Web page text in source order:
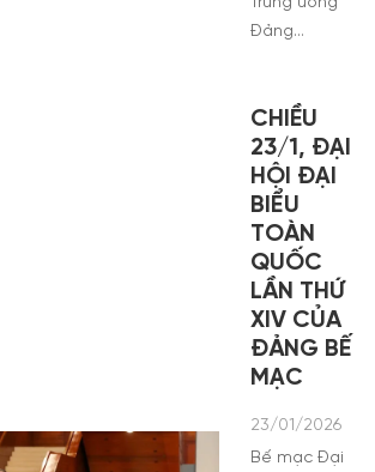
Đảng…
CHIỀU
23/1, ĐẠI
HỘI ĐẠI
BIỂU
TOÀN
QUỐC
LẦN THỨ
XIV CỦA
ĐẢNG BẾ
MẠC
23/01/2026
Bế mạc Đại